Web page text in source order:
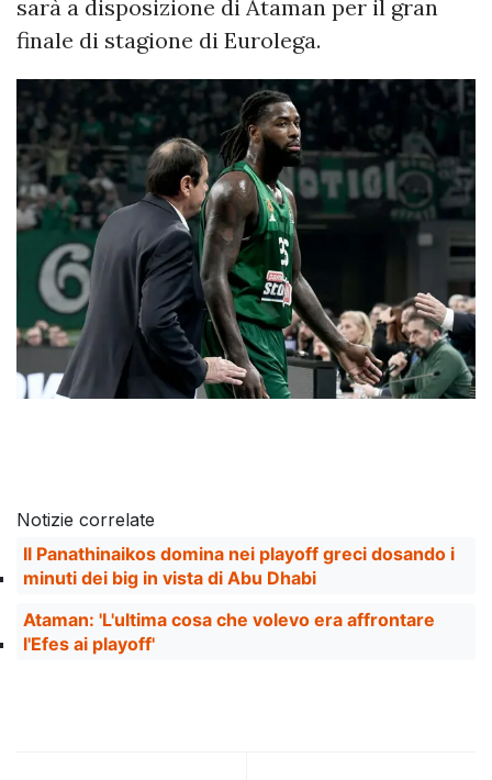
sarà a disposizione di Ataman per il gran
finale di stagione di Eurolega.
Notizie correlate
Il Panathinaikos domina nei playoff greci dosando i
minuti dei big in vista di Abu Dhabi
Ataman: 'L'ultima cosa che volevo era affrontare
l'Efes ai playoff'